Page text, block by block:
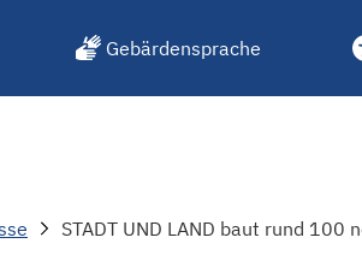
Gebärdensprache